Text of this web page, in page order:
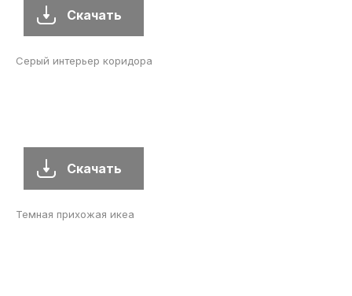
Скачать
Серый интерьер коридора
Скачать
Темная прихожая икеа